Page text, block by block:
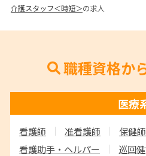
介護スタッフ＜時短＞の求人
職種資格か
医療
看護師 准看護師 保健師
看護助手・ヘルパー
巡回